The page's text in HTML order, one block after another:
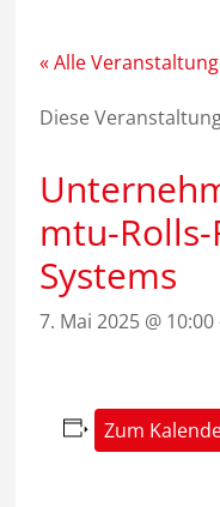
springen
« Alle
Diese
mtu-
Systems
7. Mai 2025 @ 10:00
Zum